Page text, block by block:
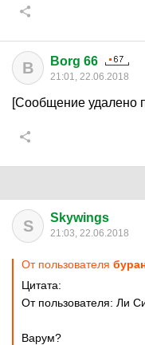
B Borg 66
21:01, 22.06.2018
[Сообщение удалено
S Skywings
21:03, 22.06.2018
От пользователя
Цитата:
От пользователя: Ли
Варум?